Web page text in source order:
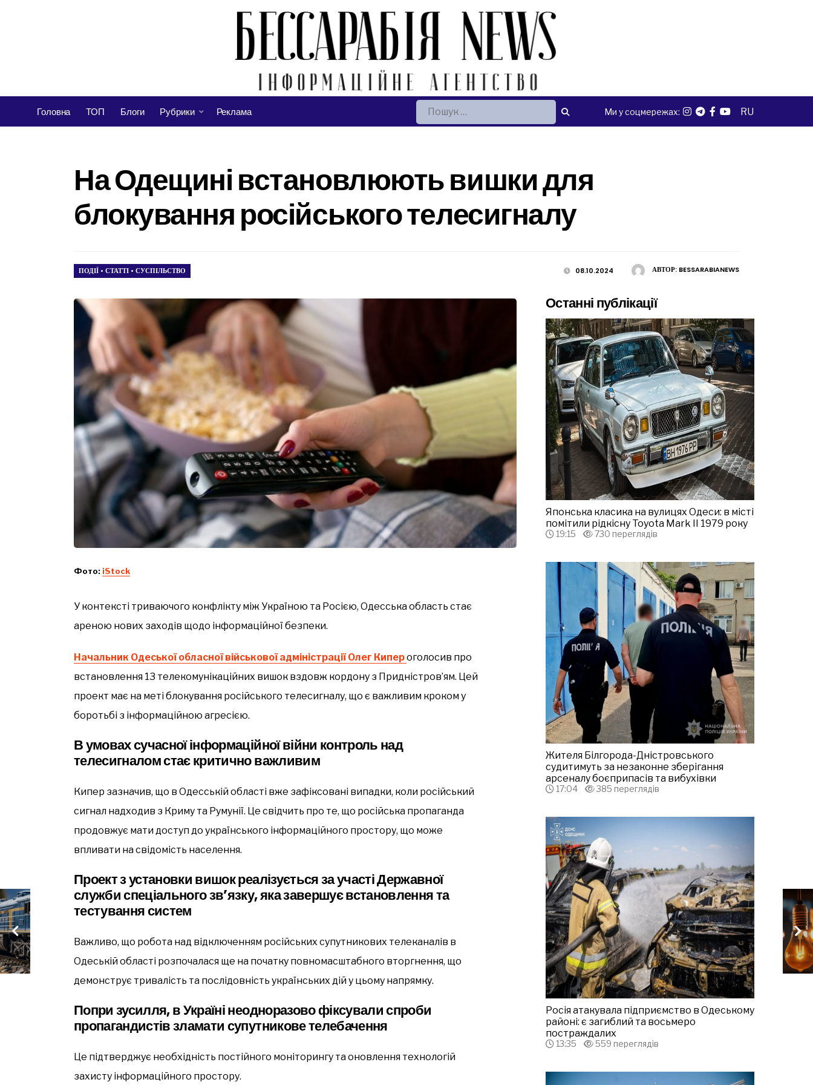
Головна ТОП Блоги Рубрики Реклама Пошук: Ми у соцмережах: RU
На Одещині встановлюють вишки для
блокування російського телесигналу
АВТОР: BESSARABIANEWS
08.10.2024
ПОДІЇ • СТАТТІ • СУСПІЛЬСТВО
Фото: iStock
У контексті триваючого конфлікту між Україною та Росією, Одесська область стає
ареною нових заходів щодо інформаційної безпеки.
Начальник Одеської обласної військової адміністрації Олег Кипероголосив про
встановлення 13 телекомунікаційних вишок вздовж кордону з Придністров’ям. Цей
проект має на меті блокування російського телесигналу, що є важливим кроком у
боротьбі з інформаційною агресією.
В умовах сучасної інформаційної війни контроль над
телесигналом стає критично важливим
Кипер зазначив, що в Одесській області вже зафіксовані випадки, коли російський
сигнал надходив з Криму та Румунії. Це свідчить про те, що російська пропаганда
продовжує мати доступ до українського інформаційного простору, що може
впливати на свідомість населення.
Проект з установки вишок реалізується за участі Державної
служби спеціального зв’язку, яка завершує встановлення та
тестування систем
Важливо, що робота над відключенням російських супутникових телеканалів в
Одеській області розпочалася ще на початку повномасштабного вторгнення, що
демонструє тривалість та послідовність українських дій у цьому напрямку.
Попри зусилля, в Україні неодноразово фіксували спроби
пропагандистів зламати супутникове телебачення
Це підтверджує необхідність постійного моніторингу та оновлення технологій
захисту інформаційного простору.
Останні публікації
Японська класика на вулицях Одеси: в місті
помітили рідкісну Toyota Mark II 1979 року
19:15 730 переглядів
Жителя Білгорода-Дністровського
судитимуть за незаконне зберігання
арсеналу боєприпасів та вибухівки
17:04 385 переглядів
Росія атакувала підприємство в Одеському
районі: є загиблий та восьмеро
постраждалих
13:35 559 переглядів